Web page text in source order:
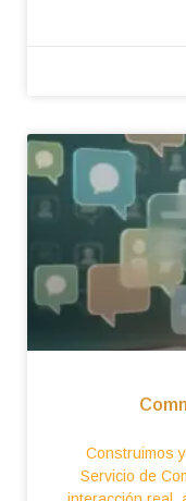
Construimos
Servicio de